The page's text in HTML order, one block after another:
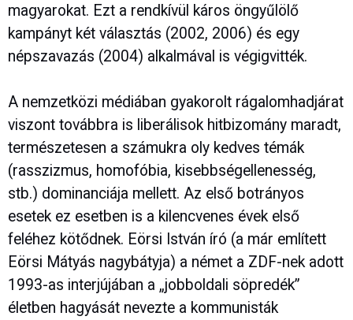
magyarokat. Ezt a rendkívül káros öngyűlölő
kampányt két választás (2002, 2006) és egy
népszavazás (2004) alkalmával is végigvitték.
A nemzetközi médiában gyakorolt rágalomhadjárat
viszont továbbra is liberálisok hitbizomány maradt,
természetesen a számukra oly kedves témák
(rasszizmus, homofóbia, kisebbségellenesség,
stb.) dominanciája mellett. Az első botrányos
esetek ez esetben is a kilencvenes évek első
feléhez kötődnek. Eörsi István író (a már említett
Eörsi Mátyás nagybátyja) a német a ZDF-nek adott
1993-as interjújában a „jobboldali söpredék”
életben hagyását nevezte a kommunisták